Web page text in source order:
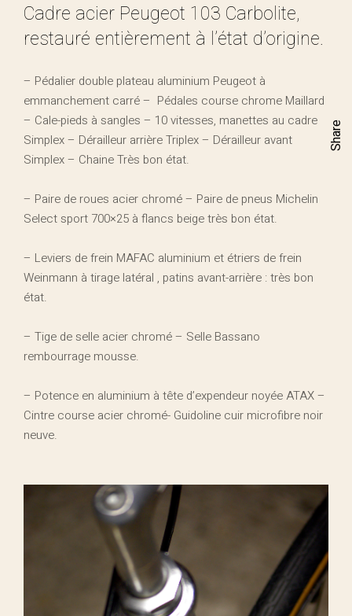
Cadre acier Peugeot 103 Carbolite,
restauré entièrement à l’état d’origine.
– Pédalier double plateau aluminium Peugeot à
emmanchement carré – Pédales course chrome Maillard
– Cale-pieds à sangles – 10 vitesses, manettes au cadre
Simplex – Dérailleur arrière Triplex – Dérailleur avant
Simplex – Chaine Très bon état.
– Paire de roues acier chromé – Paire de pneus Michelin
Select sport 700×25 à flancs beige très bon état.
– Leviers de frein MAFAC aluminium et étriers de frein
Weinmann à tirage latéral , patins avant-arrière : très bon
état.
– Tige de selle acier chromé – Selle Bassano
rembourrage mousse.
– Potence en aluminium à tête d’expendeur noyée ATAX –
Cintre course acier chromé- Guidoline cuir microfibre noir
neuve.
Share